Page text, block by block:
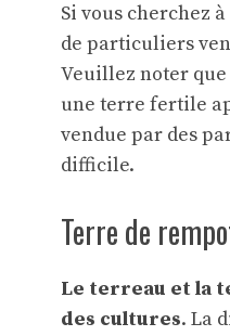
Si vous cherchez
de particuliers
Veuillez noter
une terre fertile
vendue par des
difficile.
Terre de
Le terreau et la
des cultures. La